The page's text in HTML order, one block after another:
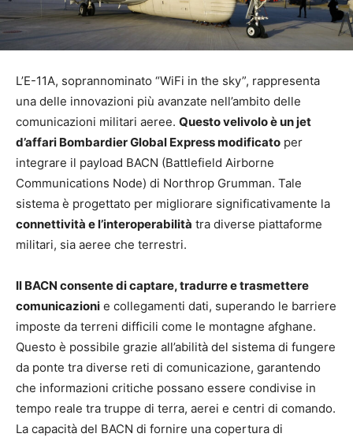
L’E-11A, soprannominato “WiFi in the sky”, rappresenta
una delle innovazioni più avanzate nell’ambito delle
comunicazioni militari aeree. Questo velivolo è un jet
d’affari Bombardier Global Express modificato per
integrare il payload BACN (Battlefield Airborne
Communications Node) di Northrop Grumman. Tale
sistema è progettato per migliorare significativamente la
connettività e l’interoperabilità tra diverse piattaforme
militari, sia aeree che terrestri.
Il BACN consente di captare, tradurre e trasmettere
comunicazioni e collegamenti dati, superando le barriere
imposte da terreni difficili come le montagne afghane.
Questo è possibile grazie all’abilità del sistema di fungere
da ponte tra diverse reti di comunicazione, garantendo
che informazioni critiche possano essere condivise in
tempo reale tra truppe di terra, aerei e centri di comando.
La capacità del BACN di fornire una copertura di